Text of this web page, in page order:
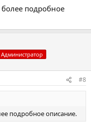
подробное
Администратор
#8
подробное описание.